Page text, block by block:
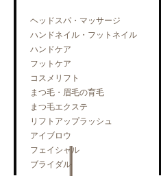
ヘッドスパ・マッサージ
ハンドネイル・フットネイル
ハンドケア
フットケア
コスメリフト
まつ毛・眉毛の育毛
まつ毛エクステ
リフトアップラッシュ
アイブロウ
フェイシャル
ブライダル